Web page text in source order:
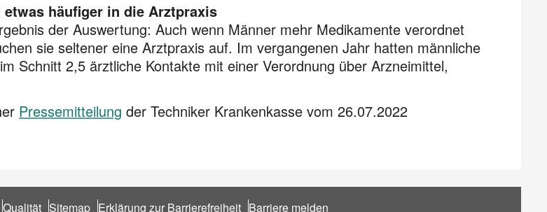
etwas häufiger in die Arztpraxis
der Auswertung: Auch wenn Männer mehr Medikamente verordnet
sie seltener eine Arztpraxis auf. Im vergangenen Jahr hatten männliche
Schnitt 2,5 ärztliche Kontakte mit einer Verordnung über Arzneimittel,
Pressemitteilung der Techniker Krankenkasse vom 26.07.2022
Qualität Sitemap Erklärung zur Barrierefreiheit Barriere melden